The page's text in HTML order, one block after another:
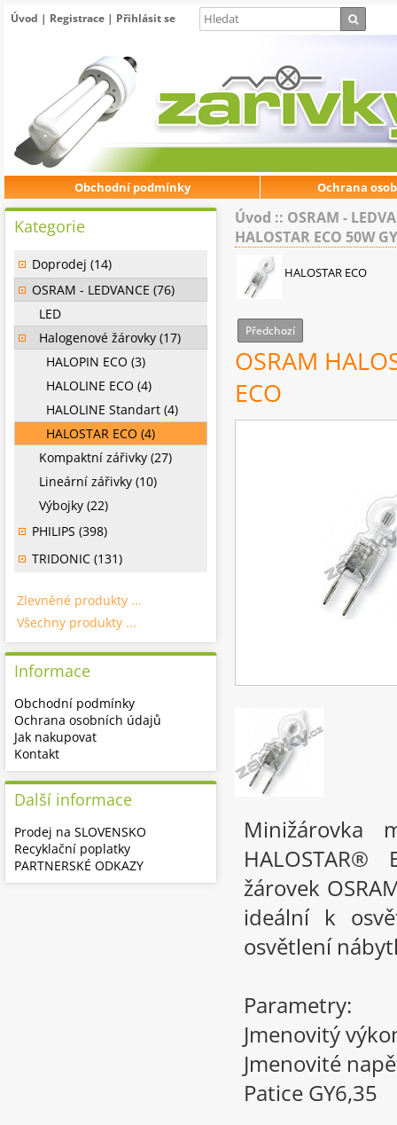
Úvod | Registrace | Přihlásit se
Obchodní podmínky Ochrana
Úvod :: OSRAM -
HALOSTAR ECO 50W
HALOSTAR ECO
Předchozí
OSRAM
ECO
Minižárovka
žárovek
ideální k
osvětlení
Parametry:
Jmenovitý
Jmenovité
Patice GY6,35
Kategorie
Doprodej (14)
OSRAM - LEDVANCE (76)
LED
Halogenové žárovky (17)
HALOPIN ECO (3)
HALOLINE ECO (4)
HALOLINE Standart (4)
HALOSTAR ECO (4)
Kompaktní zářivky (27)
Lineární zářivky (10)
Výbojky (22)
PHILIPS (398)
TRIDONIC (131)
Zlevněné produkty ...
Všechny produkty ...
Informace
Obchodní podmínky
Ochrana osobních údajů
Jak nakupovat
Kontakt
Další informace
Prodej na SLOVENSKO
Recyklační poplatky
PARTNERSKÉ ODKAZY